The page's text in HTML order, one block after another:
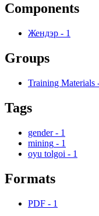
Components
Жендэр - 1
Groups
Training Materials
Tags
gender - 1
mining - 1
oyu tolgoi - 1
Formats
PDF - 1